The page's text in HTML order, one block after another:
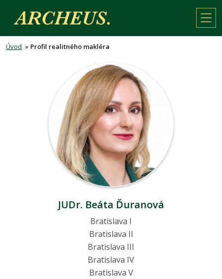
Úvod » Profil realitného makléra
JUDr. Beáta Ďuranová
Bratislava I
Bratislava II
Bratislava III
Bratislava IV
Bratislava V